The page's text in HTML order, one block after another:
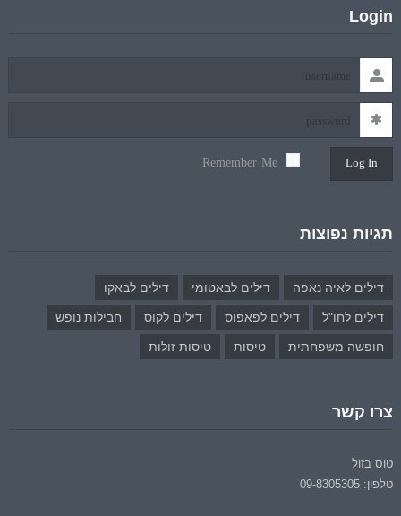
Login
Log In
Remember Me
תגיות נפוצות
דילים לאיה נאפה דילים לבאטומי דילים לבאקו
דילים לחו"ל דילים לפאפוס דילים לקוס חבילות נופש
חופשה משפחתית טיסות טיסות זולות
צרו קשר
טוס בזול
טלפון: 09-8305305